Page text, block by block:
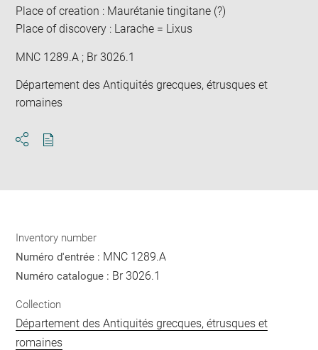
Place of creation : Maurétanie tingitane (?)
Place of discovery : Larache = Lixus
MNC 1289.A ; Br 3026.1
Département des Antiquités grecques, étrusques et
romaines
Inventory number
Numéro d'entrée : MNC 1289.A
Numéro catalogue : Br 3026.1
Collection
Département des Antiquités grecques, étrusques et
romaines